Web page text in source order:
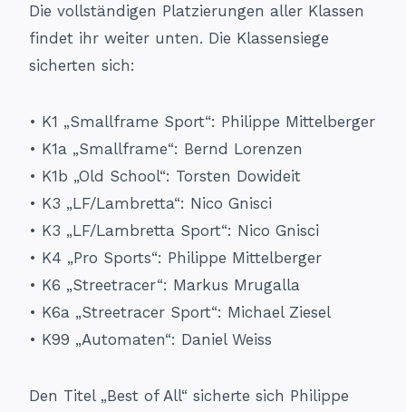
Die vollständigen Platzierungen aller Klassen
findet ihr weiter unten. Die Klassensiege
sicherten sich:
•⁠ ⁠K1 „Smallframe Sport“: Philippe Mittelberger
•⁠ ⁠K1a „Smallframe“: Bernd Lorenzen
•⁠ ⁠K1b „Old School“: Torsten Dowideit
•⁠ ⁠K3 „LF/Lambretta“: Nico Gnisci
•⁠ ⁠K3 „LF/Lambretta Sport“: Nico Gnisci
•⁠ ⁠K4 „Pro Sports“: Philippe Mittelberger
•⁠ ⁠K6 „Streetracer“: Markus Mrugalla
•⁠ ⁠K6a „Streetracer Sport“: Michael Ziesel
•⁠ ⁠K99 „Automaten“: Daniel Weiss
Den Titel „Best of All“ sicherte sich Philippe